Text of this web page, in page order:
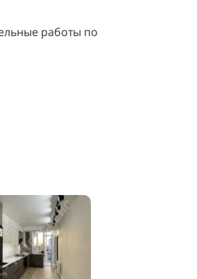
работы по